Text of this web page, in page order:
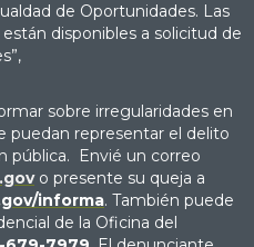
de Oportunidades. Las
disponibles a solicitud de
sobre irregularidades en
puedan representar el delito
pública. Envié un correo
o presente su queja a
informa. También puede
de la Oficina del